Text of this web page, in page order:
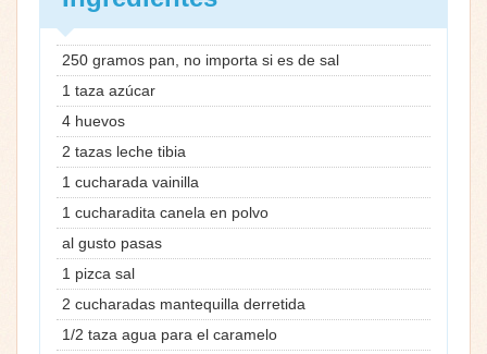
250 gramos pan, no importa si es de sal
1 taza azúcar
4 huevos
2 tazas leche tibia
1 cucharada vainilla
1 cucharadita canela en polvo
al gusto pasas
1 pizca sal
2 cucharadas mantequilla derretida
1/2 taza agua para el caramelo